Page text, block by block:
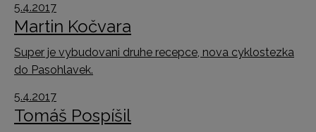
5.4.2017
Martin Kočvara
Super je vybudovani druhe recepce, nova cyklostezka
do Pasohlavek.
5.4.2017
Tomáš Pospíšil